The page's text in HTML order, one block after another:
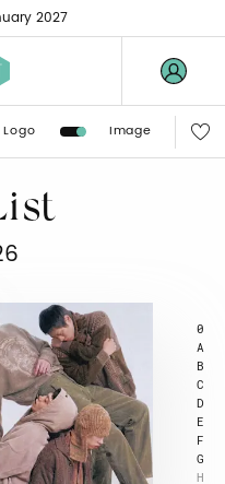
2027
Logo Image
0
A
B
C
D
E
F
G
H